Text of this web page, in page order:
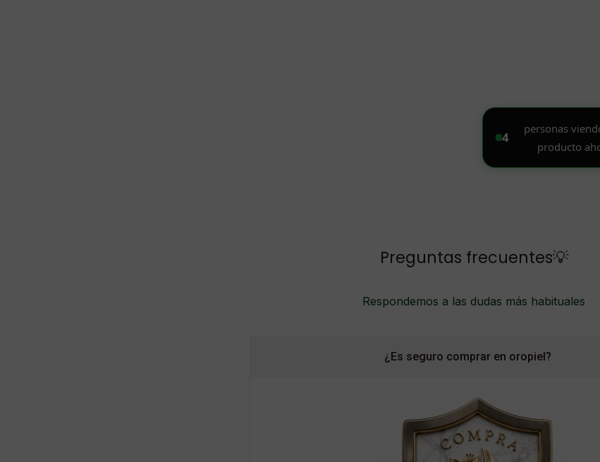
Preguntas frecuentes💡
Respondemos a las dudas más habituales
¿Es seguro comprar en oropiel?